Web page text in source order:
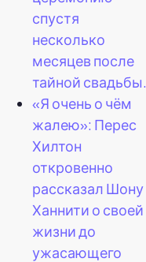
спустя
несколько
месяцев после
тайной свадьбы.
«Я очень о чём
жалею»: Перес
Хилтон
откровенно
рассказал Шону
Ханнити о своей
жизни до
ужасающего